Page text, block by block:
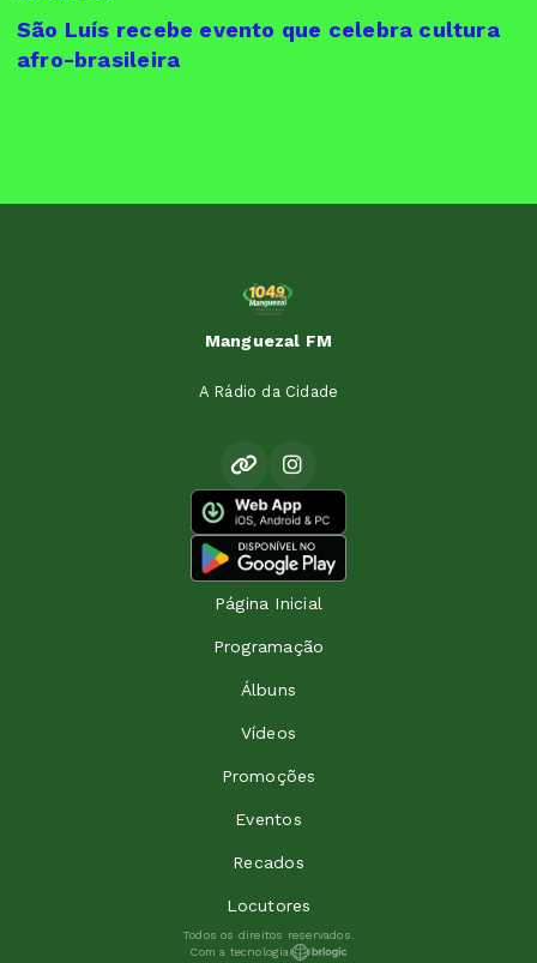
São Luís recebe evento que celebra cultura
afro-brasileira
Manguezal FM
A Rádio da Cidade
Página Inicial
Programação
Álbuns
Vídeos
Promoções
Eventos
Recados
Locutores
Todos os direitos reservados.
Com a tecnologia